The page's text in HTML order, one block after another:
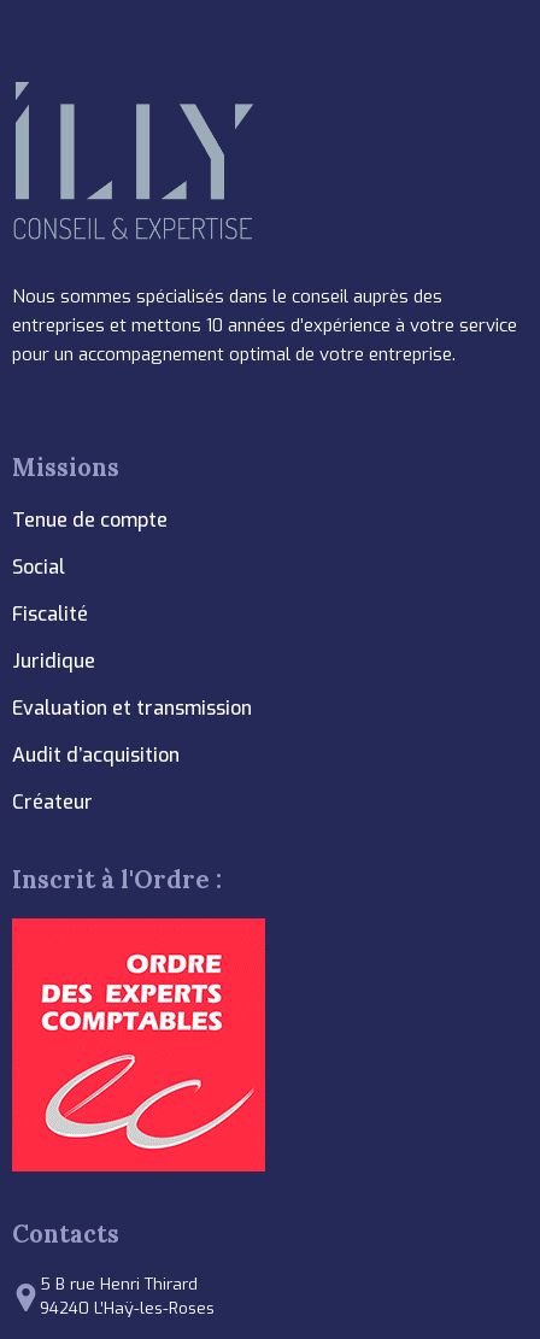
Nous sommes spécialisés dans le conseil auprès des
entreprises et mettons 10 années d’expérience à votre service
pour un accompagnement optimal de votre entreprise.
Missions
Tenue de compte
Social
Fiscalité
Juridique
Evaluation et transmission
Audit d’acquisition
Créateur
Inscrit à l'Ordre :
Contacts
5 B rue Henri Thirard
94240 L’Haÿ-les-Roses